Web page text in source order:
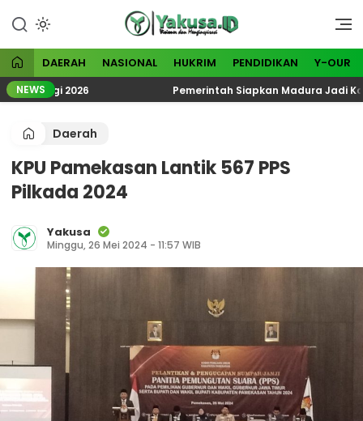
konten
Yakusa
Visioner dan Menginspirasi
DAERAH NASIONAL HUKRIM PENDIDIKAN Y-OUR
NEWS2026 Pemerintah Siapkan Madura Jadi
Daerah
KPU Pamekasan Lantik 567 PPS
Pilkada 2024
Yakusa
Minggu, 26 Mei 2024 - 11:57 WIB